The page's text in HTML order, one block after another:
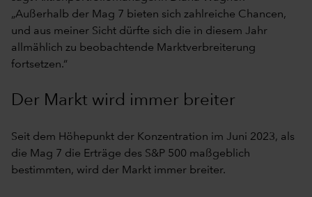
„Außerhalb der Mag 7 bieten sich zahlreiche Chancen,
und aus meiner Sicht dürfte sich die in diesem Jahr
allmählich zu beobachtende Marktverbreiterung
fortsetzen.“
Der Markt wird immer breiter
Seit dem Höhepunkt der Konzentration im Juni 2023, als
die Mag 7 die Erträge des S&P 500 maßgeblich
bestimmten, wird der Markt immer breiter.